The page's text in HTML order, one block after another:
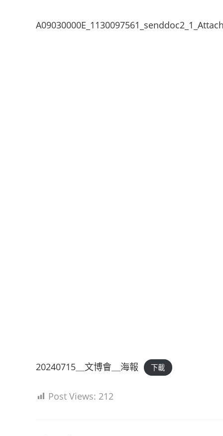
20240715＿文博會＿海報 下載
Post Views: 212